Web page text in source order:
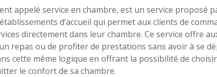
appelé service en chambre, est un service proposé
d’accueil qui permet aux clients de
directement dans leur chambre. Ce service offre
repas ou de profiter de prestations sans avoir à se
cette même logique en offrant la possibilité de choisir
le confort de sa chambre.